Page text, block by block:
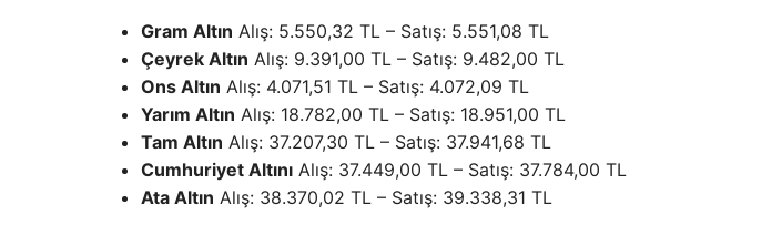
Gram Altın Alış: 5.550,32 TL – Satış: 5.551,08 TL
Çeyrek Altın Alış: 9.391,00 TL – Satış: 9.482,00 TL
Ons Altın Alış: 4.071,51 TL – Satış: 4.072,09 TL
Yarım Altın Alış: 18.782,00 TL – Satış: 18.951,00 TL
Tam Altın Alış: 37.207,30 TL – Satış: 37.941,68 TL
Cumhuriyet Altını Alış: 37.449,00 TL – Satış: 37.784,00 TL
Ata Altın Alış: 38.370,02 TL – Satış: 39.338,31 TL